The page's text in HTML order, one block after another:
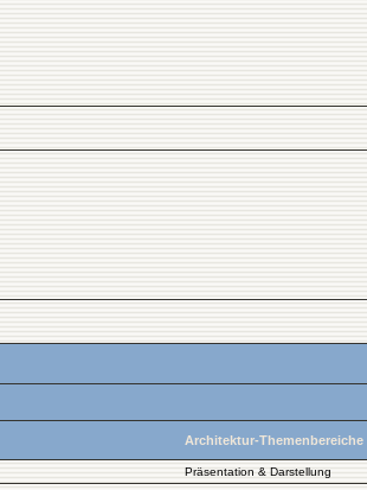
Architektur-Themenbereiche
Präsentation & Darstellung